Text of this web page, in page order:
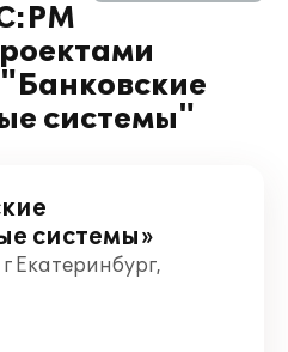
системы"
системы»
Екатеринбург,